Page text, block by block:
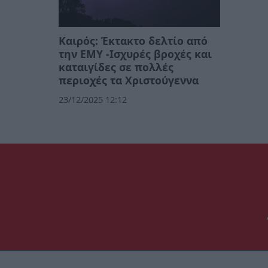
Καιρός: Έκτακτο δελτίο από
την ΕΜΥ -Ισχυρές βροχές και
καταιγίδες σε πολλές
περιοχές τα Χριστούγεννα
23/12/2025 12:12